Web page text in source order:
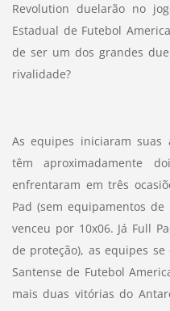
Revolution duelarão no
Estadual de Futebol
de ser um dos grandes
rivalidade?
As equipes iniciaram suas
têm aproximadamente
enfrentaram em três
Pad (sem equipamentos
venceu por 10x06. Já Full
de proteção), as equipes
Santense de Futebol
mais duas vitórias do